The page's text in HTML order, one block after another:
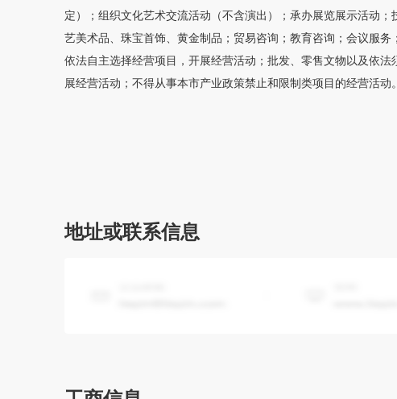
定）；组织文化艺术交流活动（不含演出）；承办展览展示活动
艺美术品、珠宝首饰、黄金制品；贸易咨询；教育咨询；会议服
依法自主选择经营项目，开展经营活动；批发、零售文物以及依
展经营活动；不得从事本市产业政策禁止和限制类项目的经营活动
地址或联系信息